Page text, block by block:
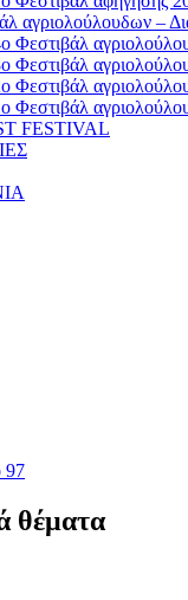
αγριολούλουδων –
Φεστιβάλ
Φεστιβάλ
Φεστιβάλ
Φεστιβάλ
FESTIVAL
97
θέματα